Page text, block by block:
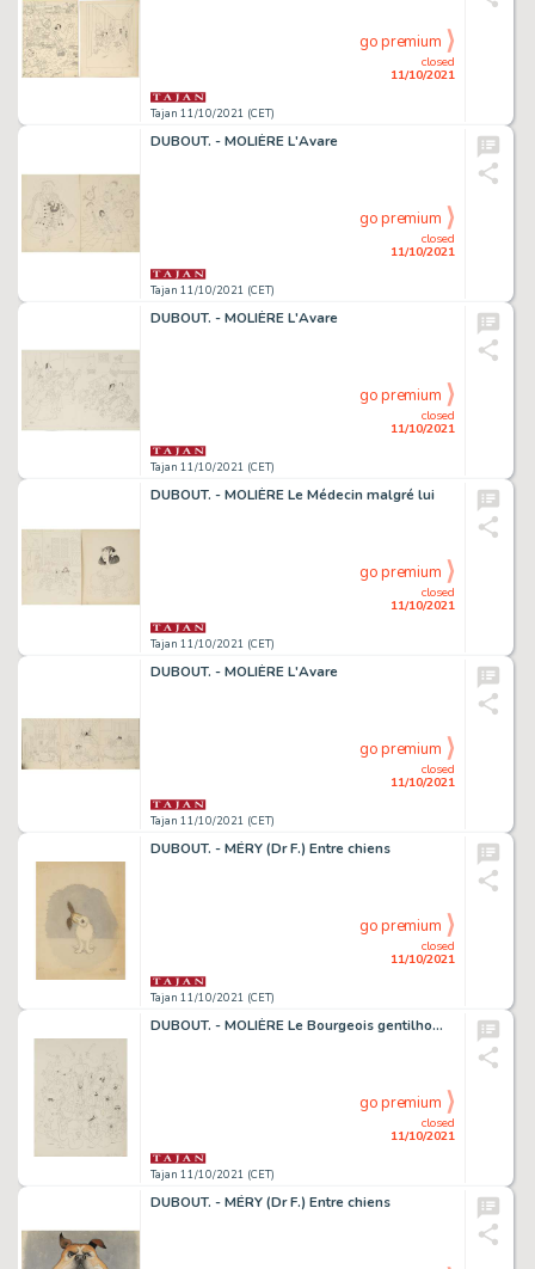
Tajan 11/10/2021 (CET)
closed
11/10/2021
go premium
DUBOUT. - MOLIÈRE L'Avare
Tajan 11/10/2021 (CET)
closed
11/10/2021
go premium
DUBOUT. - MOLIÈRE L'Avare
Tajan 11/10/2021 (CET)
closed
11/10/2021
go premium
DUBOUT. - MOLIÈRE Le Médecin malgré lui
Tajan 11/10/2021 (CET)
closed
11/10/2021
go premium
DUBOUT. - MOLIÈRE L'Avare
Tajan 11/10/2021 (CET)
closed
11/10/2021
go premium
DUBOUT. - MÉRY (Dr F.) Entre chiens
Tajan 11/10/2021 (CET)
closed
11/10/2021
go premium
DUBOUT. - MOLIÈRE Le Bourgeois gentilhomme
Tajan 11/10/2021 (CET)
closed
11/10/2021
go premium
DUBOUT. - MÉRY (Dr F.) Entre chiens